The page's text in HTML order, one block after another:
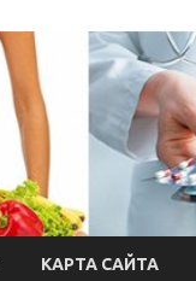
КАРТА САЙТА